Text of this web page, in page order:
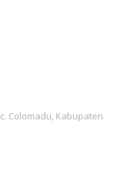
Colomadu, Kabupaten